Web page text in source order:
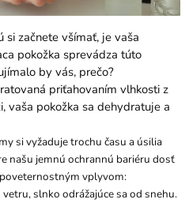
si začnete všímať, je vaša
pokožka sprevádza túto
by vás, prečo?
priťahovaním vlhkosti z
vaša pokožka sa dehydratuje a
si vyžaduje trochu času a úsilia
našu jemnú ochrannú bariéru dosť
vplyvom:
slnko odrážajúce sa od snehu.